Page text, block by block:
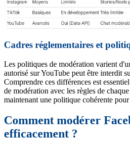
Cadres réglementaires et
Les politiques de modération varient
autorisé sur YouTube peut être interdit
Comprendre ces différences est
de modération avec les règles de
maintenant une politique cohérente
Comment modérer
efficacement ?